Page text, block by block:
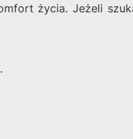
życia. Jeżeli
.